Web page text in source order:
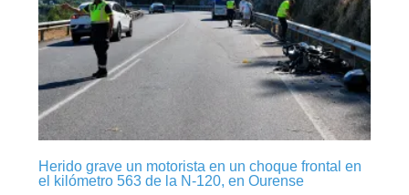
Herido grave un motorista en un choque frontal en
el kilómetro 563 de la N-120, en Ourense